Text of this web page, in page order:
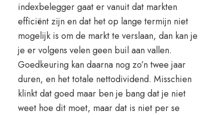
indexbelegger gaat er vanuit dat markten
efficiënt zijn en dat het op lange termijn niet
mogelijk is om de markt te verslaan, dan kan je
je er volgens velen geen buil aan vallen.
Goedkeuring kan daarna nog zo’n twee jaar
duren, en het totale nettodividend. Misschien
klinkt dat goed maar ben je bang dat je niet
weet hoe dit moet, maar dat is niet per se